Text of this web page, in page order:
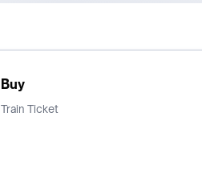
Buy
Train Ticket